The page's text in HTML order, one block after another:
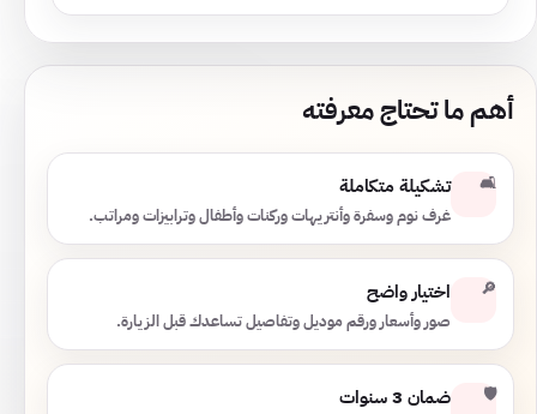
أهم ما تحتاج معرفته
🛋️ تشكيلة متكاملة
غرف نوم وسفرة وأنتريهات وركنات وأطفال وترابيزات ومراتب.
🔎 اختيار واضح
صور وأسعار ورقم موديل وتفاصيل تساعدك قبل الزيارة.
🛡️ ضمان 3 سنوات